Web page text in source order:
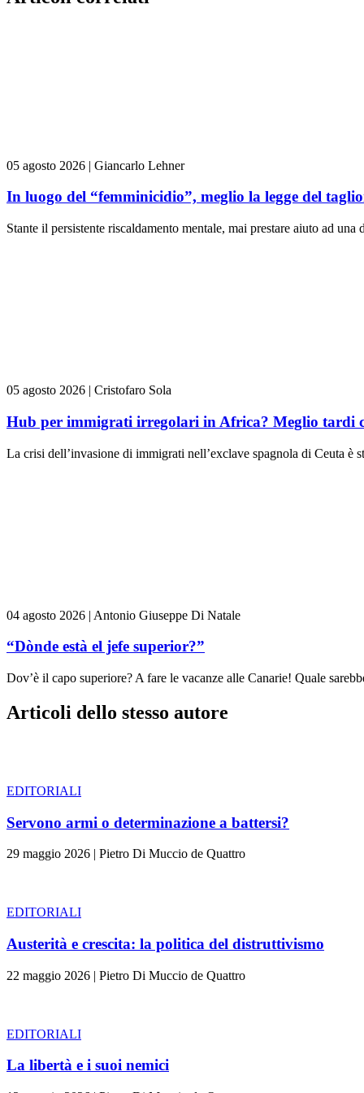
05 agosto 2026 | Giancarlo Lehner
In luogo del “femminicidio”, meglio la legge del
Stante il persistente riscaldamento mentale, mai prestare aiuto ad
05 agosto 2026 | Cristofaro Sola
Hub per immigrati irregolari in Africa? Meglio tardi
La crisi dell’invasione di immigrati nell’exclave spagnola di Ceuta è
04 agosto 2026 | Antonio Giuseppe Di Natale
“Dònde està el jefe superior?”
Dov’è il capo superiore? A fare le vacanze alle Canarie! Quale
Articoli dello stesso autore
EDITORIALI
Servono armi o determinazione a battersi?
29 maggio 2026 | Pietro Di Muccio de Quattro
EDITORIALI
Austerità e crescita: la politica del distruttivismo
22 maggio 2026 | Pietro Di Muccio de Quattro
EDITORIALI
La libertà e i suoi nemici